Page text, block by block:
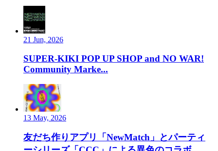
21 Jun, 2026
SUPER-KIKI POP UP SHOP and NO WAR!
Community Marke...
13 May, 2026
友だち作りアプリ「NewMatch」とパーティ